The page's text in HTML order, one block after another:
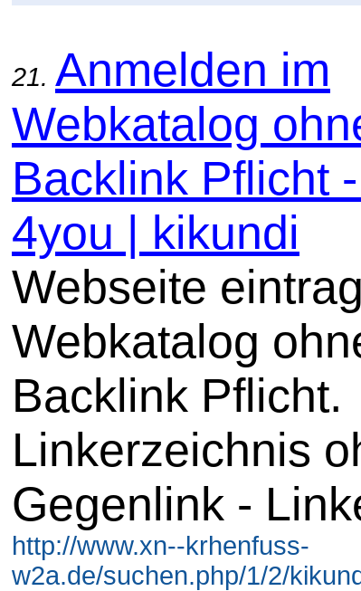
21. Anmelden im
Webkatalog
Backlink Pflicht
4you | kikundi
Webseite
Webkatalog
Backlink Pflicht.
Linkerzeichnis
Gegenlink -
http://www.xn--krhenfuss-
w2a.de/suchen.php/1/2/